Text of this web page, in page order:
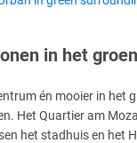
in het groen
én mooier in het
Het Quartier am
het stadhuis en het